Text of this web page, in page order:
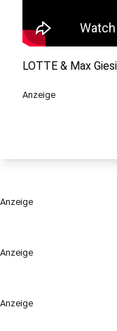
Anzeige
Anzeige
LOTTE & Max
Anzeige
Anzeige